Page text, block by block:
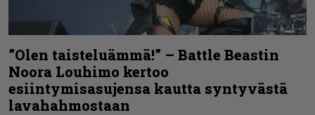
”Olen taisteluämmä!” – Battle Beastin
Noora Louhimo kertoo
esiintymisasujensa kautta syntyvästä
lavahahmostaan